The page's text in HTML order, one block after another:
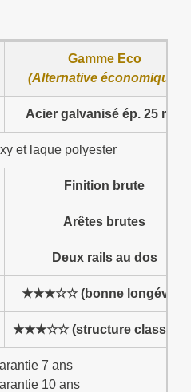
Gamme Eco
(Alternative économique)
Acier galvanisé ép. 25 mm
et laque polyester
Finition brute
Arêtes brutes
Deux rails au dos
★★★☆☆ (bonne longévité)
★★★☆☆ (structure classique)
7 ans
10 ans